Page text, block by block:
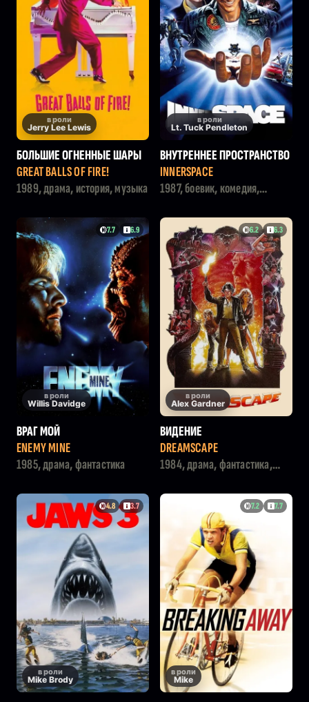
в роли
Jerry Lee Lewis
БОЛЬШИЕ ОГНЕННЫЕ ШАРЫ
GREAT BALLS OF FIRE!
1989, драма, история, музыка
в роли
Lt. Tuck Pendleton
ВНУТРЕННЕЕ ПРОСТРАНСТВО
INNERSPACE
1987, боевик, комедия,
7.7 6.9
в роли
Willis Davidge
ВРАГ МОЙ
ENEMY MINE
1985, драма, фантастика
6.2 6.3
в роли
Alex Gardner
ВИДЕНИЕ
DREAMSCAPE
1984, драма, фантастика,
4.8 3.7
в роли
Mike Brody
7.2 7.7
в роли
Mike